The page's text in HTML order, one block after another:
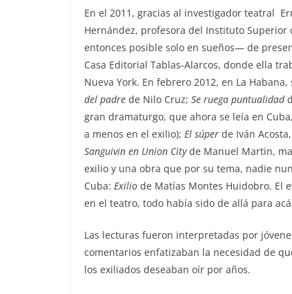
En el 2011, gracias al investigador teatral
Hernández, profesora del Instituto
entonces posible solo en sueños— de
Casa Editorial Tablas-Alarcos, donde ella
Nueva York. En febrero 2012, en La Habana,
del padre de Nilo Cruz; Se ruega puntualidad
gran dramaturgo, que ahora se leía en
a menos en el exilio); El súper de Iván
Sanguivin en Union Cityde Manuel Martin,
exilio y una obra que por su tema, nadie
Cuba: Exilio de Matías Montes Huidobro. El
en el teatro, todo había sido de allá para
Las lecturas fueron interpretadas por
comentarios enfatizaban la necesidad de
los exiliados deseaban oír por años.